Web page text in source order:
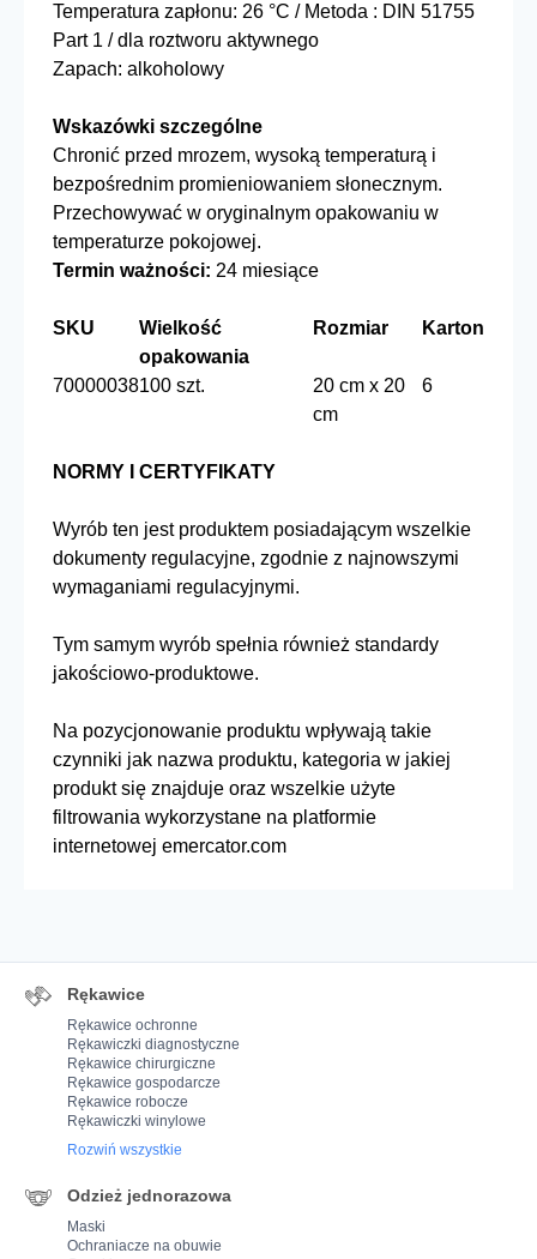
Temperatura zapłonu: 26 °C / Metoda : DIN 51755
Part 1 / dla roztworu aktywnego
Zapach: alkoholowy
Wskazówki szczególne
Chronić przed mrozem, wysoką temperaturą i
bezpośrednim promieniowaniem słonecznym.
Przechowywać w oryginalnym opakowaniu w
temperaturze pokojowej.
Termin ważności: 24 miesiące
SKU
Wielkość
opakowania
Rozmiar Karton
70000038100 szt.
20 cm x 20
cm
6
NORMY I CERTYFIKATY
Wyrób ten jest produktem posiadającym wszelkie
dokumenty regulacyjne, zgodnie z najnowszymi
wymaganiami regulacyjnymi.
Tym samym wyrób spełnia również standardy
jakościowo-produktowe.
Na pozycjonowanie produktu wpływają takie
czynniki jak nazwa produktu, kategoria w jakiej
produkt się znajduje oraz wszelkie użyte
filtrowania wykorzystane na platformie
internetowej emercator.com
Rękawice
Rękawice ochronne
Rękawiczki diagnostyczne
Rękawice chirurgiczne
Rękawice gospodarcze
Rękawice robocze
Rękawiczki winylowe
Rozwiń wszystkie
Odzież jednorazowa
Maski
Ochraniacze na obuwie